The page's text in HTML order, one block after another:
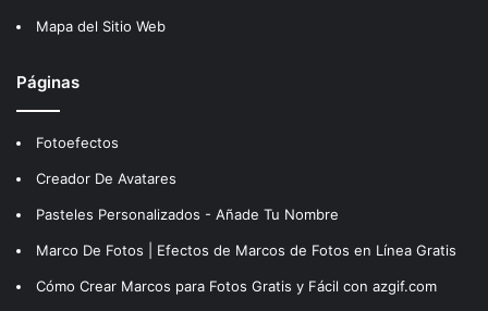
Mapa del Sitio Web
Páginas
Fotoefectos
Creador De Avatares
Pasteles Personalizados - Añade Tu Nombre
Marco De Fotos | Efectos de Marcos de Fotos en Línea Gratis
Cómo Crear Marcos para Fotos Gratis y Fácil con azgif.com